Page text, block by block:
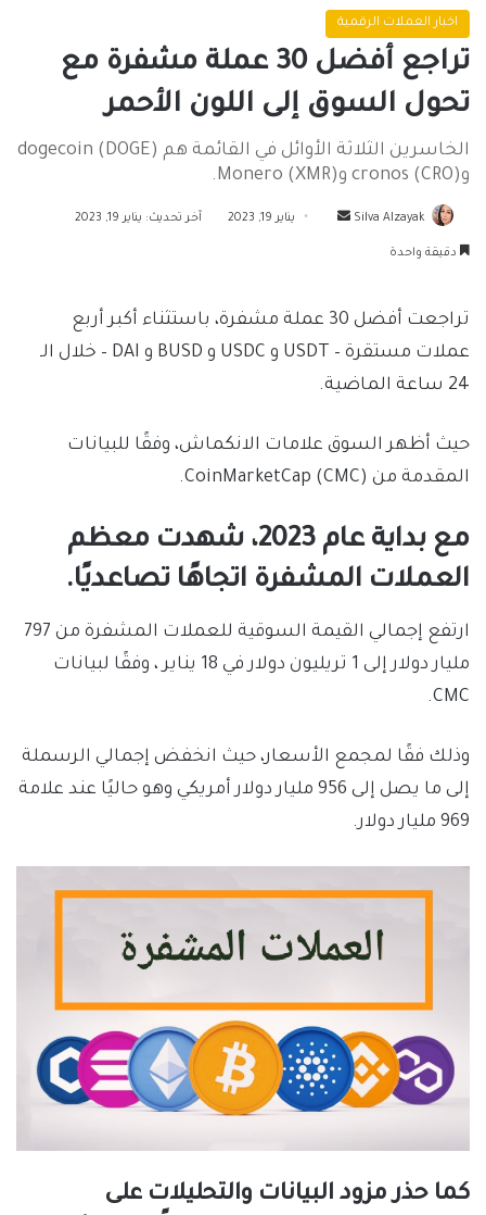
اخبار العملات الرقمية
تراجع أفضل 30 عملة مشفرة مع
تحول السوق إلى اللون الأحمر
الخاسرين الثلاثة الأوائل في القائمة هم dogecoin (DOGE)
وcronos (CRO) وMonero (XMR).
Silva Alzayak
أرسل
يناير 19, 2023 آخر تحديث: يناير 19, 2023
دقيقة واحدة
تراجعت أفضل 30 عملة مشفرة، باستثناء أكبر أربع
عملات مستقرة – USDT و USDC و BUSD و DAI – خلال الـ
24 ساعة الماضية.
حيث أظهر السوق علامات الانكماش، وفقًا للبيانات
المقدمة من CoinMarketCap (CMC).
مع بداية عام 2023، شهدت معظم
العملات المشفرة اتجاهًا تصاعديًا.
ارتفع إجمالي القيمة السوقية للعملات المشفرة من 797
مليار دولار إلى 1 تريليون دولار في 18 يناير ، وفقًا لبيانات
CMC.
وذلك فقًا لمجمع الأسعار، حيث انخفض إجمالي الرسملة
إلى ما يصل إلى 956 مليار دولار أمريكي وهو حاليًا عند علامة
969 مليار دولار.
كما حذر مزود البيانات والتحليلات على